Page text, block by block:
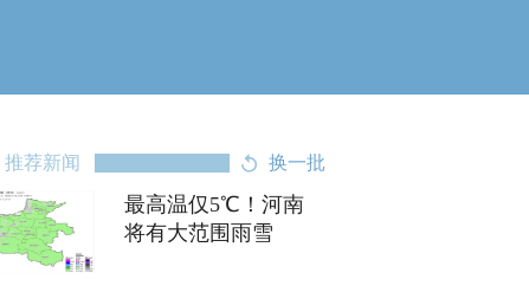
推荐新闻 换一批
最高温仅5℃！河南
将有大范围雨雪